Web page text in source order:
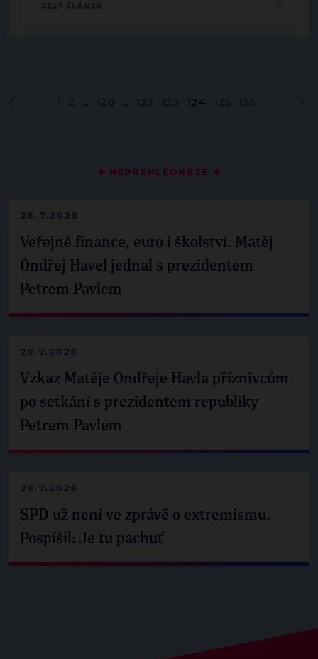
▶ NEPŘEHLÉDNĚTE ◀
28.7.2026
Veřejné finance, euro i školství. Matěj
Ondřej Havel jednal s prezidentem
Petrem Pavlem
29.7.2026
Vzkaz Matěje Ondřeje Havla příznivcům
po setkání s prezidentem republiky
Petrem Pavlem
29.7.2026
SPD už není ve zprávě o extremismu.
Pospíšil: Je tu pachuť
CELÝ ČLÁNEK
... ... 124